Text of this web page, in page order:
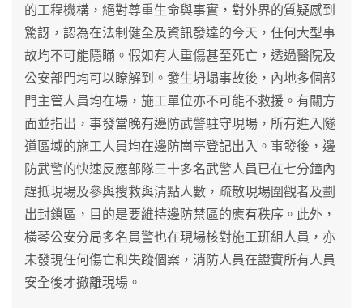
的工程機構，絕對尊重生命與事實，對外界的質疑感到
驚訝，認為在法制健全及資訊發達的今天，任何大型事
故均不可能隱瞞。假如有人重傷甚至死亡，透過醫院及
公安部門均可以瞭解到。發生坍塌事故後，內地多個部
門主管人員均在場，施工單位亦不可能不救援。有關方
面並指出，事發當晚有邊防武警駐守現場，所有進入隧
道區域的施工人員均在邊防崗亭登記出入。事發後，邊
防武警的快速反應部隊三十多名武警人員已在七分鐘內
趕抵現場及參與搜救與清點人數，疏散現場圍觀者及劃
出封鎖區，目的是要維持邊防禁區的應有秩序。此外，
橫琴公安分局多名員警也在現場核對施工班組人員，亦
未發現任何傷亡和失蹤個案，消防人員在證實所有人員
安全後才撤離現場。